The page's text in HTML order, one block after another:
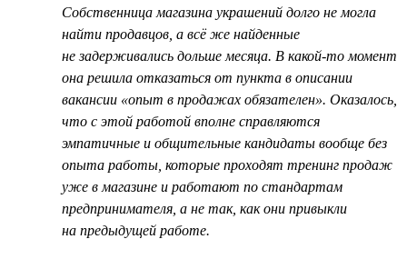
Собственница магазина украшений долго не могла
найти продавцов, а всё же найденные
не задерживались дольше месяца. В какой-то момент
она решила отказаться от пункта в описании
вакансии «опыт в продажах обязателен». Оказалось,
что с этой работой вполне справляются
эмпатичные и общительные кандидаты вообще без
опыта работы, которые проходят тренинг продаж
уже в магазине и работают по стандартам
предпринимателя, а не так, как они привыкли
на предыдущей работе.